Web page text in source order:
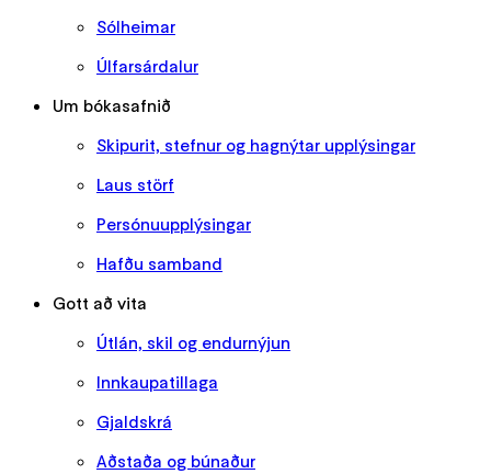
Sólheimar
Úlfarsárdalur
Um bókasafnið
Skipurit, stefnur og hagnýtar upplýsingar
Laus störf
Persónuupplýsingar
Hafðu samband
Gott að vita
Útlán, skil og endurnýjun
Innkaupatillaga
Gjaldskrá
Aðstaða og búnaður